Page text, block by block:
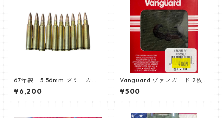
67年製 5.56mm ダミーカー
ト
¥6,200
Vanguard ヴァンガード 2枚
セット エアアサルト air assa
ult サブデュード
¥500